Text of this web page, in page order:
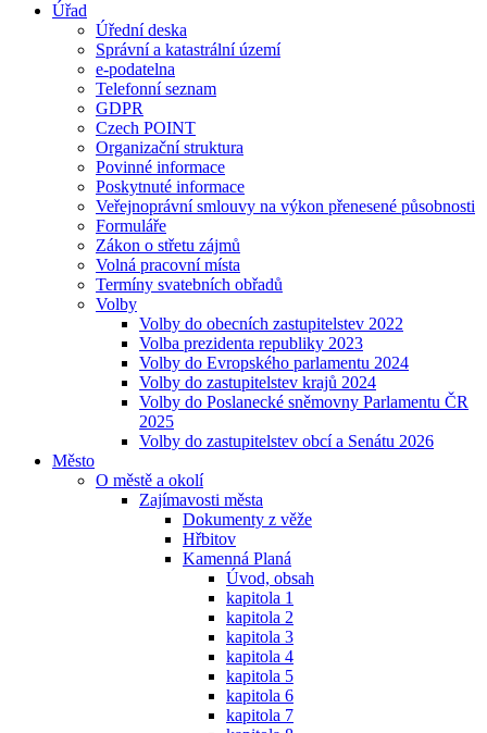
Úřad
Úřední deska
Správní a katastrální území
e-podatelna
Telefonní seznam
GDPR
Czech POINT
Organizační struktura
Povinné informace
Poskytnuté informace
Veřejnoprávní smlouvy na výkon přenesené působnosti
Formuláře
Zákon o střetu zájmů
Volná pracovní místa
Termíny svatebních obřadů
Volby
Volby do obecních zastupitelstev 2022
Volba prezidenta republiky 2023
Volby do Evropského parlamentu 2024
Volby do zastupitelstev krajů 2024
Volby do Poslanecké sněmovny Parlamentu ČR
2025
Volby do zastupitelstev obcí a Senátu 2026
Město
O městě a okolí
Zajímavosti města
Dokumenty z věže
Hřbitov
Kamenná Planá
Úvod, obsah
kapitola 1
kapitola 2
kapitola 3
kapitola 4
kapitola 5
kapitola 6
kapitola 7